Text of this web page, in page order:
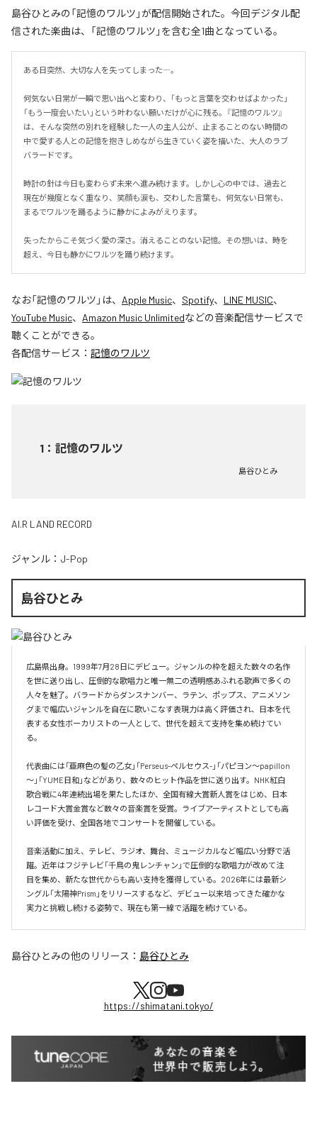
島谷ひとみの「記憶のワルツ」が配信開始された。今回デジタル配
信された楽曲は、「記憶のワルツ」を含む全1曲となっている。
ある日突然、大切な人を失ってしまった―。
何気ない日常が一瞬で思い出へと変わり、「もっと言葉を交わせばよかった」
「もう一度会いたい」という叶わない願いだけが心に残る。『記憶のワルツ』
は、そんな突然の別れを経験した一人の主人公が、止まることのない時間の
中で愛する人との記憶を抱きしめながら生きていく姿を描いた、大人のラブ
バラードです。
時計の針は今日も変わらず未来へ進み続けます。しかし心の中では、過去と
現在が幾度となく重なり、笑顔も涙も、交わした言葉も、何気ない日常も、
まるでワルツを踊るように静かによみがえります。
失ったからこそ気づく愛の深さ。消えることのない記憶。その想いは、時を
超え、今日も静かにワルツを踊り続けます。
なお「記憶のワルツ 」は、 Apple Music、 Spotify、 LINE MUSIC、
YouTube Music、 Amazon Music Unlimitedなどの音楽配信サービスで
聴くことができる。
各配信サービス： 記憶のワルツ
1 ： 記憶のワルツ
島谷ひとみ
AI.R LAND RECORD
ジャンル： J-Pop
島谷ひとみ
広島県出身。1999年7月28日にデビュー。ジャンルの枠を超えた数々の名作
を世に送り出し、圧倒的な歌唱力と唯一無二の透明感あふれる歌声で多くの
人々を魅了。バラードからダンスナンバー、ラテン、ポップス、アニメソン
グまで幅広いジャンルを自在に歌いこなす表現力は高く評価され、日本を代
表する女性ボーカリストの一人として、世代を超えて支持を集め続けてい
る。
代表曲には「亜麻色の髪の乙女」「Perseus-ペルセウス-」「パピヨン～papillon
～」「YUME日和」などがあり、数々のヒット作品を世に送り出す。NHK紅白
歌合戦に4年連続出場を果たしたほか、全国有線大賞新人賞をはじめ、日本
レコード大賞金賞など数々の音楽賞を受賞。ライブアーティストとしても高
い評価を受け、全国各地でコンサートを開催している。
音楽活動に加え、テレビ、ラジオ、舞台、ミュージカルなど幅広い分野で活
躍。近年はフジテレビ「千鳥の鬼レンチャン」で圧倒的な歌唱力が改めて注
目を集め、新たな世代からも高い支持を獲得している。2026年には最新シ
ングル「太陽神Prism」をリリースするなど、デビュー以来培ってきた確かな
実力と挑戦し続ける姿勢で、現在も第一線で活躍を続けている。
島谷ひとみの他のリリース： 島谷ひとみ
https://shimatani.tokyo/